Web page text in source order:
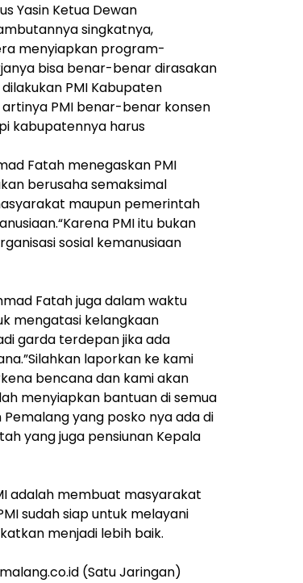
Yasin Ketua Dewan
singkatnya,
menyiapkan program-
bisa benar-benar dirasakan
PMI Kabupaten
PMI benar-benar konsen
kabupatennya harus
Fatah menegaskan PMI
berusaha semaksimal
maupun pemerintah
PMI itu bukan
sosial kemanusiaan
Fatah juga dalam waktu
mengatasi kelangkaan
garda terdepan jika ada
laporkan ke kami
bencana dan kami akan
menyiapkan bantuan di semua
yang posko nya ada di
yang juga pensiunan Kepala
adalah membuat masyarakat
sudah siap untuk melayani
menjadi lebih baik.
(Satu Jaringan)